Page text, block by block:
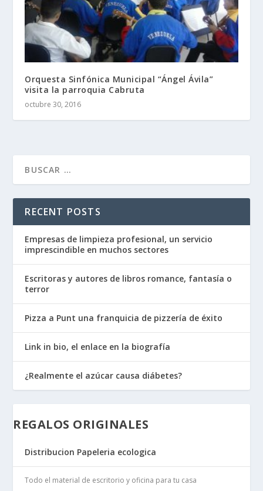
Orquesta Sinfónica Municipal “Ángel Ávila”
visita la parroquia Cabruta
octubre 30, 2016
RECENT POSTS
Empresas de limpieza profesional, un servicio
imprescindible en muchos sectores
Escritoras y autores de libros romance, fantasía o
terror
Pizza a Punt una franquicia de pizzería de éxito
Link in bio, el enlace en la biografía
¿Realmente el azúcar causa diábetes?
REGALOS ORIGINALES
Distribucion Papeleria ecologica
Todo el material de escritorio y oficina para tu casa